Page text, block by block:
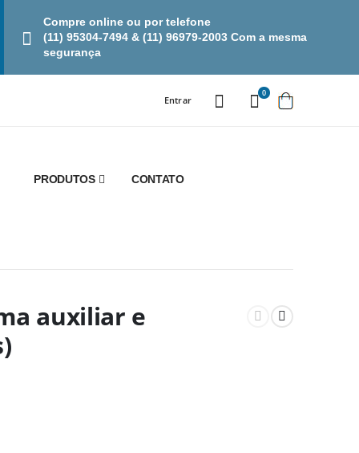
Compre online ou por telefone
(11) 95304-7494 & (11) 96979-2003 Com a mesma
segurança
Entrar
0
PRODUTOS CONTATO
auxiliar e